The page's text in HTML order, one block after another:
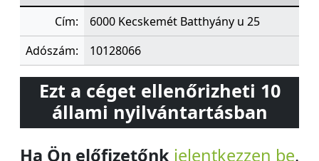
Cím:
6000 Kecskemét Batthyány u 25
Adószám:
10128066
Ezt a céget ellenőrizheti 10
állami nyilvántartásban
Ha Ön előfizetőnk jelentkezzen be.